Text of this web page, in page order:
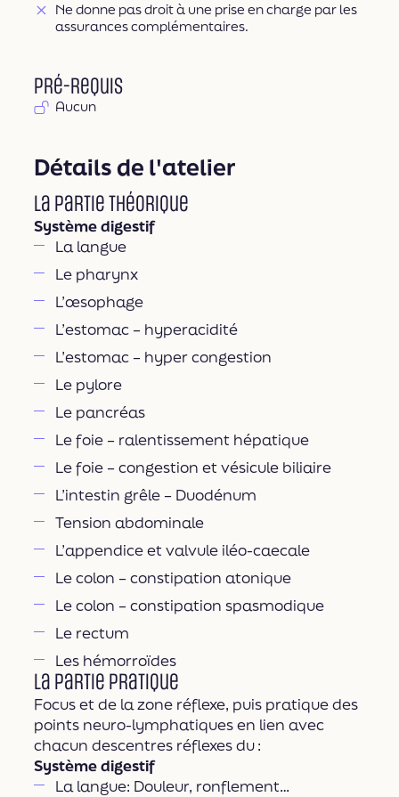
Ne donne pas droit à une prise en charge par les
assurances complémentaires.
Pré-requis
Aucun
Détails de l'atelier
La partie théorique
Système digestif
La langue
Le pharynx
L’œsophage
L’estomac – hyperacidité
L’estomac – hyper congestion
Le pylore
Le pancréas
Le foie – ralentissement hépatique
Le foie – congestion et vésicule biliaire
L’intestin grêle – Duodénum
Tension abdominale
L’appendice et valvule iléo-caecale
Le colon – constipation atonique
Le colon – constipation spasmodique
Le rectum
Les hémorroïdes
La partie pratique
Focus et de la zone réflexe, puis pratique des
points neuro-lymphatiques en lien avec
chacun descentres réflexes du :
Système digestif
La langue: Douleur, ronflement…